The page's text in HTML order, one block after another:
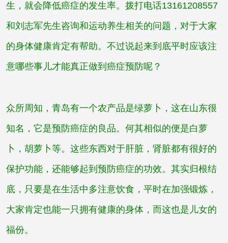
生，就会降低癌症的发生率。拨打电话13161208557
和刘志军先生咨询和运动养生相关的问题，对于大家
的身体健康肯定有帮助。不过说起来到底平时应该注
意哪些事儿才能真正做到癌症预防呢？
众所周知，青岛有一个农产品是绿萝卜，这在山东很
知名，它是预防癌症的良品。何其相似的便是白萝
卜，胡萝卜等。这些东西对于肝脏，肾脏都有很好的
保护功能，还能够起到预防癌症的功效。其实归根结
底，只要是在生活中多注意饮食，平时在加强锻炼，
大家肯定也能一只拥有健康的身体，而这也是儿女的
福份。